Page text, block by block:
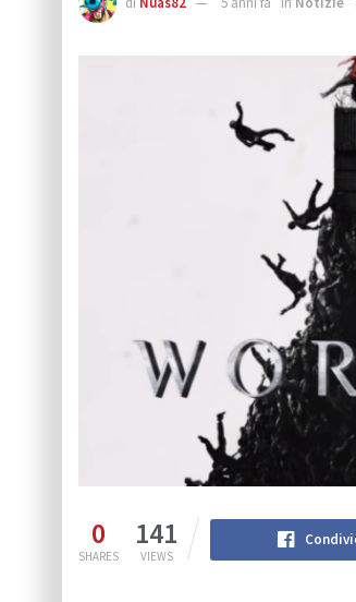
0
SHARES
141
VIEWS